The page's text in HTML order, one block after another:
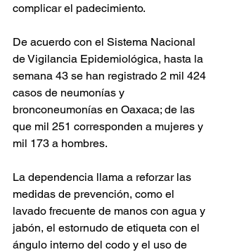
complicar el padecimiento.
De acuerdo con el Sistema Nacional
de Vigilancia Epidemiológica, hasta la
semana 43 se han registrado 2 mil 424
casos de neumonías y
bronconeumonías en Oaxaca; de las
que mil 251 corresponden a mujeres y
mil 173 a hombres.
La dependencia llama a reforzar las
medidas de prevención, como el
lavado frecuente de manos con agua y
jabón, el estornudo de etiqueta con el
ángulo interno del codo y el uso de